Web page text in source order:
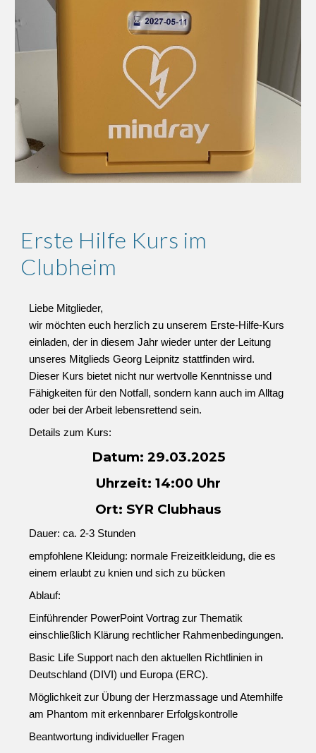
Erste Hilfe Kurs im
Clubheim
Liebe Mitglieder,
wir möchten euch herzlich zu unserem Erste-Hilfe-Kurs
einladen, der in diesem Jahr wieder unter der Leitung
unseres Mitglieds Georg Leipnitz stattfinden wird.
Dieser Kurs bietet nicht nur wertvolle Kenntnisse und
Fähigkeiten für den Notfall, sondern kann auch im Alltag
oder bei der Arbeit lebensrettend sein.
Details zum Kurs:
Datum: 29.03.2025
Uhrzeit: 14:00 Uhr
Ort: SYR Clubhaus
Dauer: ca. 2-3 Stunden
empfohlene Kleidung: normale Freizeitkleidung, die es
einem erlaubt zu knien und sich zu bücken
Ablauf:
Einführender PowerPoint Vortrag zur Thematik
einschließlich Klärung rechtlicher Rahmenbedingungen.
Basic Life Support nach den aktuellen Richtlinien in
Deutschland (DIVI) und Europa (ERC).
Möglichkeit zur Übung der Herzmassage und Atemhilfe
am Phantom mit erkennbarer Erfolgskontrolle
Beantwortung individueller Fragen